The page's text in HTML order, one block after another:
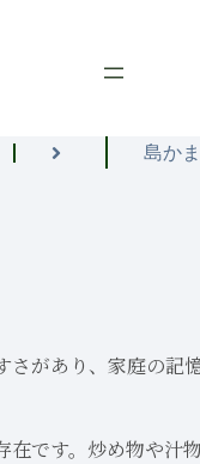
島か
があり、家庭の
です。炒め物や